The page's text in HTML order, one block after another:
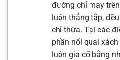
đường chỉ may
luôn thẳng tắp,
chỉ thừa. Tại các
phần nối quai
luôn gia cố bằng